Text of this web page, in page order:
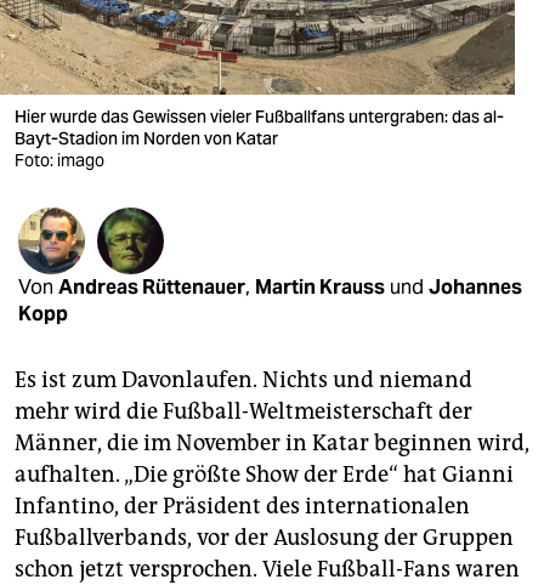
wahrheit
verlag
verlag
shop
fragen & hilfe
unterstützen
abo
genossenschaft
epaper login
Hier wurde das Gewissen vieler Fußballfans untergraben: das al-
Bayt-Stadion im Norden von Katar
Foto: imago
Von Andreas Rüttenauer, Martin Krauss und Johannes
Kopp
Es ist zum Davonlaufen. Nichts und niemand
mehr wird die Fußball-Weltmeisterschaft der
Männer, die im November in Katar beginnen wird,
aufhalten. „Die größte Show der Erde“ hat Gianni
Infantino, der Präsident des internationalen
Fußballverbands, vor der Auslosung der Gruppen
schon jetzt versprochen. Viele Fußball-Fans waren